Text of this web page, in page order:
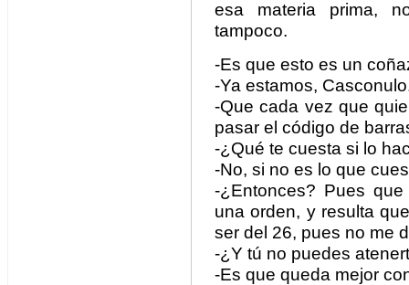
esa materia prima,
tampoco.
-Es que esto es un
-Ya estamos,
-Que cada vez que
pasar el código de
-¿Qué te cuesta si lo
-No, si no es lo que
-¿Entonces? Pues
una orden, y resulta
ser del 26, pues no me
-¿Y tú no puedes
-Es que queda mejor